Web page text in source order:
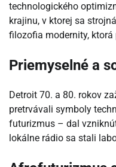
technologického
krajinu, v ktorej sa
filozofia modernity,
Priemyselné a
Detroit 70. a 80. rokov
pretrvávali symboly
futurizmus – dal
lokálne rádio sa stali